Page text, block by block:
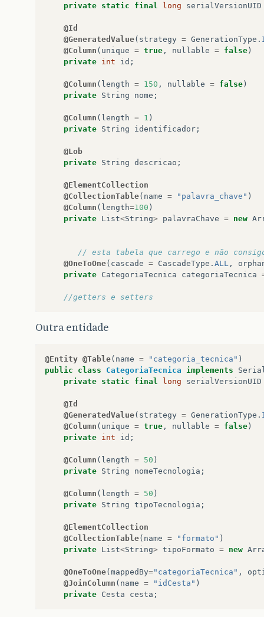
private static final long serialVersionUID
@Id
@GeneratedValue( strategy = GenerationType .
@Column ( unique = true , nullable = false )
private int id ;
@Column ( length = 150 , nullable = false )
private String nome ;
@Column ( length = 1 )
private String identificador ;
@Lob
private String descricao ;
@ElementCollection
@CollectionTable( name = "palavra_chave" )
@Column ( length=100 )
private List<String> palavraChave = new
// esta tabela que carrego e não
@OneToOne( cascade = CascadeType . ALL ,
private CategoriaTecnica categoriaTecnica
//getters e setters
Outra entidade
@Entity @Table( name = "categoria_tecnica" )
public
class CategoriaTecnica implements
private static final long serialVersionUID
@Id
@GeneratedValue( strategy = GenerationType .
@Column ( unique = true , nullable = false )
private int id ;
@Column ( length = 50 )
private String nomeTecnologia ;
@Column ( length = 50 )
private String tipoTecnologia ;
@ElementCollection
@CollectionTable( name = "formato" )
private List<String> tipoFormato = new
@OneToOne( mappedBy="categoriaTecnica" ,
@JoinColumn ( name = "idCesta" )
private Cesta cesta ;